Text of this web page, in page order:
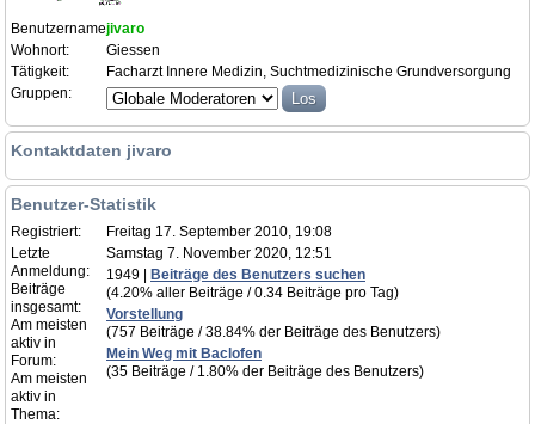
Benutzername:jivaro
Wohnort:
Giessen
Tätigkeit:
Facharzt Innere Medizin, Suchtmedizinische Grundversorgung
Gruppen:
Kontaktdaten jivaro
Benutzer-Statistik
Registriert:
Freitag 17. September 2010, 19:08
Letzte
Anmeldung:
Samstag 7. November 2020, 12:51
Beiträge
insgesamt:
1949 |
Beiträge des Benutzers suchen
(4.20% aller Beiträge / 0.34 Beiträge pro Tag)
Am meisten
aktiv in
Forum:
Vorstellung
(757 Beiträge / 38.84% der Beiträge des Benutzers)
Am meisten
aktiv in
Thema:
Mein Weg mit Baclofen
(35 Beiträge / 1.80% der Beiträge des Benutzers)